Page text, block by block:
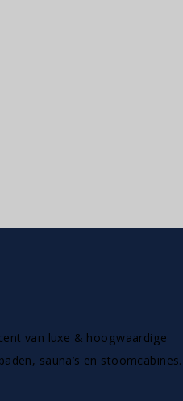
van luxe & hoogwaardige
sauna’s en stoomcabines.